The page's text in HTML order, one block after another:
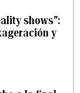
shows”:
y